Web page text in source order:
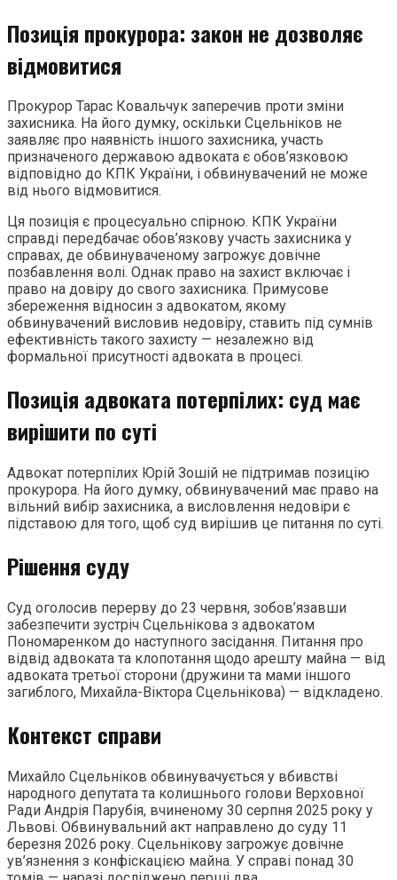
Позиція прокурора: закон не дозволяє
відмовитися
Прокурор Тарас Ковальчук заперечив проти зміни
захисника. На його думку, оскільки Сцельніков не
заявляє про наявність іншого захисника, участь
призначеного державою адвоката є обов’язковою
відповідно до КПК України, і обвинувачений не може
від нього відмовитися.
Ця позиція є процесуально спірною. КПК України
справді передбачає обов’язкову участь захисника у
справах, де обвинуваченому загрожує довічне
позбавлення волі. Однак право на захист включає і
право на довіру до свого захисника. Примусове
збереження відносин з адвокатом, якому
обвинувачений висловив недовіру, ставить під сумнів
ефективність такого захисту — незалежно від
формальної присутності адвоката в процесі.
Позиція адвоката потерпілих: суд має
вирішити по суті
Адвокат потерпілих Юрій Зошій не підтримав позицію
прокурора. На його думку, обвинувачений має право на
вільний вибір захисника, а висловлення недовіри є
підставою для того, щоб суд вирішив це питання по суті.
Рішення суду
Суд оголосив перерву до 23 червня, зобов’язавши
забезпечити зустріч Сцельнікова з адвокатом
Пономаренком до наступного засідання. Питання про
відвід адвоката та клопотання щодо арешту майна — від
адвоката третьої сторони (дружини та мами іншого
загиблого, Михайла-Віктора Сцельнікова) — відкладено.
Контекст справи
Михайло Сцельніков обвинувачується у вбивстві
народного депутата та колишнього голови Верховної
Ради Андрія Парубія, вчиненому 30 серпня 2025 року у
Львові. Обвинувальний акт направлено до суду 11
березня 2026 року. Сцельнікову загрожує довічне
ув’язнення з конфіскацією майна. У справі понад 30